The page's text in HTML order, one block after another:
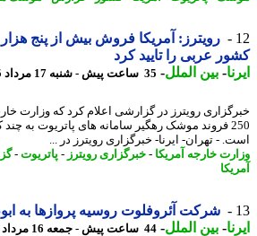
رویترز: آمریکا فروش بیش از پنج هزار
عربی را تایید کرد
-بین الملل-35 ساعت پیش - شنبه 17 مرداد 1405، 03:50
رویترز در گزارشی اعلام کرد که وزارت خارجه
250 فروند موشک رهگیر سامانه های پاتریوت به چند
- تهران- ایرنا- خبرگزاری رویترز در ...
خارجه آمریکا- خبرگزاری رویترز-پاتریوت -گزارش
شرکت آئروفلوت روسیه پروازها به
-بین الملل-44 ساعت پیش - جمعه 16 مرداد 1405، 19:20